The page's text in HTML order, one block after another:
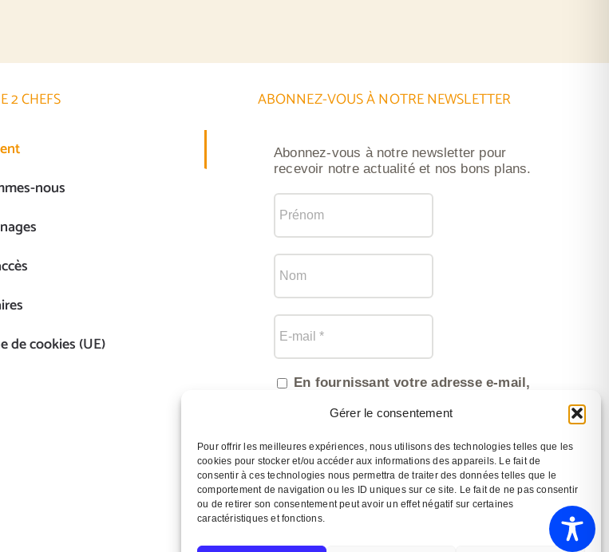
Gérer le consentement
Pour offrir les meilleures expériences, nous utilisons des technologies telles que les
cookies pour stocker et/ou accéder aux informations des appareils. Le fait de
consentir à ces technologies nous permettra de traiter des données telles que le
comportement de navigation ou les ID uniques sur ce site. Le fait de ne pas consentir
ou de retirer son consentement peut avoir un effet négatif sur certaines
caractéristiques et fonctions.
2 CHEFS
nous
de cookies (UE)
ABONNEZ-VOUS À NOTRE NEWSLETTER
Abonnez-vous à notre newsletter pour
recevoir notre actualité et nos bons plans.
En fournissant votre adresse e-mail,
et vous reconnaissez avoir pris
confidentialité (traitement et utilisation
des données).